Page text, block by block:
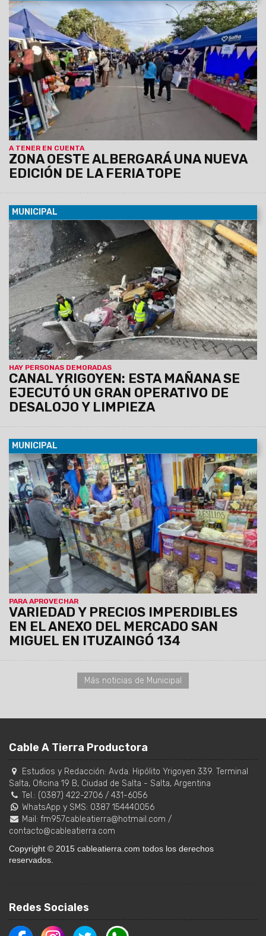
A TENER EN CUENTA
ZONA OESTE ALBERGARÁ UNA NUEVA
EDICIÓN DE LA FERIA TOPE
07/08/2026
La actividad se llevará a cabo el sábado 8 de
agosto, de 12 a 19 horas, en barrio Grand Bourg. Se espera
una gran convocatoría, ya que habrá 110 emprendedores y el
precio máximo permitido por producto o combo será de
$20.000.
MUNICIPAL
HAY PERSONAS DEMORADAS
CANAL YRIGOYEN: ESTA MAÑANA SE
EJECUTÓ UN GRAN OPERATIVO DE
DESALOJO Y LIMPIEZA
06/08/2026 Se busca evitar la obstrucción de canales,
microbasurales, focos infecciosos, inseguridad y riesgo de
incendios.Personal de Espacios Públicos de la
Municipalidad junto a la Policía intervino y demoró a 17
personas que habitaban el lugar. Las tareas se
llevaron a cabo a lo largo de todo el canal pluvial.
MUNICIPAL
PARA APROVECHAR
VARIEDAD Y PRECIOS IMPERDIBLES
EN EL ANEXO DEL MERCADO SAN
MIGUEL EN ITUZAINGÓ 134
06/08/2026 En este espacio, los vecinos pueden
encontrar alimentos frescos, frutas y verduras, pollo,
pescado, cabrito, lechón y carne vacuna, también todo tipo
de harinas, especias, legumbres, regionales, artículos de
limpieza y servicio técnico para celulares, entre otros.
Más noticias de Municipal
Cable A Tierra Productora
Estudios y Redacción: Avda. Hipólito Yrigoyen 339. Terminal
Salta, Oficina 19 B, Ciudad de Salta - Salta, Argentina
Tel.: (0387) 422-2706 / 431-6056
WhatsApp y SMS: 0387 154440056
Mail: fm957cableatierra@hotmail.com /
contacto@cableatierra.com
Copyright © 2015 cableatierra.com todos los derechos
reservados.
Redes Sociales